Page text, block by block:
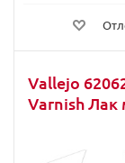
Vallejo
Varnish Лак